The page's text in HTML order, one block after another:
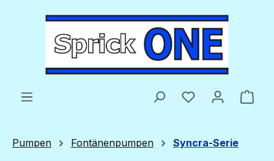
Zum Hauptinhalt springen
Du hast 0
Pumpen Fontänenpumpen Syncra-Serie